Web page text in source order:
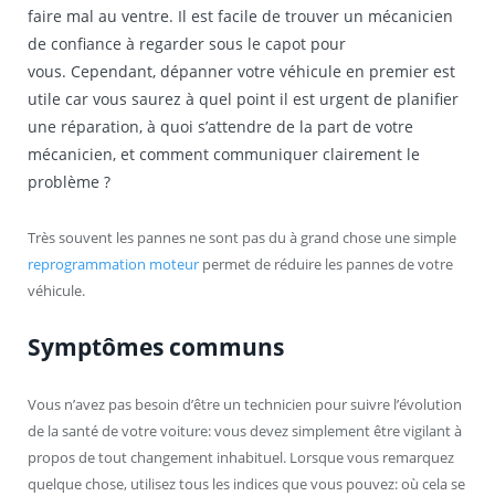
faire mal au ventre. Il est facile de trouver un mécanicien
de confiance à regarder sous le capot pour
vous. Cependant, dépanner votre véhicule en premier est
utile car vous saurez à quel point il est urgent de planifier
une réparation, à quoi s’attendre de la part de votre
mécanicien, et comment communiquer clairement le
problème ?
Très souvent les pannes ne sont pas du à grand chose une simple
reprogrammation moteur permet de réduire les pannes de votre
véhicule.
Symptômes communs
Vous n’avez pas besoin d’être un technicien pour suivre l’évolution
de la santé de votre voiture: vous devez simplement être vigilant à
propos de tout changement inhabituel. Lorsque vous remarquez
quelque chose, utilisez tous les indices que vous pouvez: où cela se